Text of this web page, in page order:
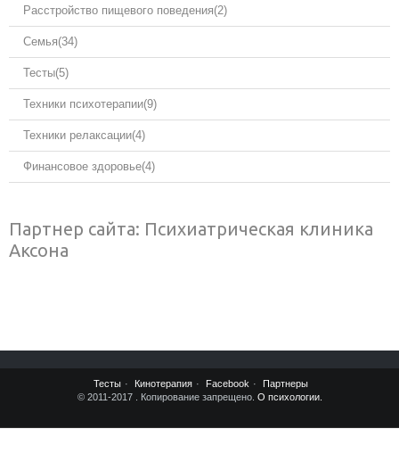
Расстройство пищевого поведения(2)
Семья(34)
Тесты(5)
Техники психотерапии(9)
Техники релаксации(4)
Финансовое здоровье(4)
Партнер сайта: Психиатрическая клиника
Аксона
Тесты Кинотерапия Facebook
Партнеры
© 2011-2017
. Копирование запрещено. О психологии.